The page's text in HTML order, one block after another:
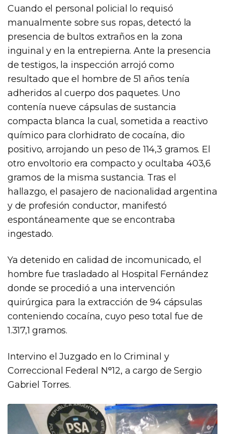
Cuando el personal policial lo requisó
manualmente sobre sus ropas, detectó la
presencia de bultos extraños en la zona
inguinal y en la entrepierna. Ante la presencia
de testigos, la inspección arrojó como
resultado que el hombre de 51 años tenía
adheridos al cuerpo dos paquetes. Uno
contenía nueve cápsulas de sustancia
compacta blanca la cual, sometida a reactivo
químico para clorhidrato de cocaína, dio
positivo, arrojando un peso de 114,3 gramos. El
otro envoltorio era compacto y ocultaba 403,6
gramos de la misma sustancia. Tras el
hallazgo, el pasajero de nacionalidad argentina
y de profesión conductor, manifestó
espontáneamente que se encontraba
ingestado.
Ya detenido en calidad de incomunicado, el
hombre fue trasladado al Hospital Fernández
donde se procedió a una intervención
quirúrgica para la extracción de 94 cápsulas
conteniendo cocaína, cuyo peso total fue de
1.317,1 gramos.
Intervino el Juzgado en lo Criminal y
Correccional Federal N°12, a cargo de Sergio
Gabriel Torres.